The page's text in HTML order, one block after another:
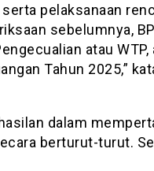
pelaksanaan
sebelumnya,
atau WTP,
Tahun 2025,”
dalam
berturut-turut.